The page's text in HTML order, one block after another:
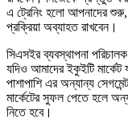
এ ট্রেনিং হলো আপনাদের
প্রক্রিয়া অব্যাহত রাখবেন।
সিএসইর ব্যবস্থাপনা
যদিও আমাদের ইকুইটি মার্কেট
পাশাপাশি এর অন্যান্য
মার্কেটের সুফল পেতে হলে
নিতে হবে।